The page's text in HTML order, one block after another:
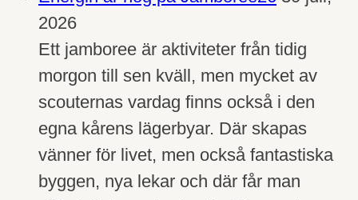
2026
Ett jamboree är aktiviteter från tidig
morgon till sen kväll, men mycket av
scouternas vardag finns också i den
egna kårens lägerbyar. Där skapas
vänner för livet, men också fantastiska
byggen, nya lekar och där får man